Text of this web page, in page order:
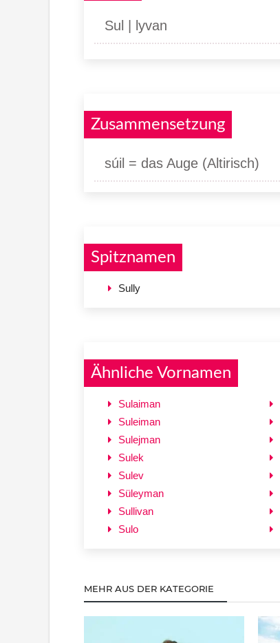
Sul | lyvan
Zusammensetzung
súil = das Auge (Altirisch)
Spitznamen
Sully
Ähnliche Vornamen
Sulaiman
Suleiman
Sulejman
Sulek
Sulev
Süleyman
Sullivan
Sulo
MEHR AUS DER KATEGORIE